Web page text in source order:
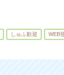
しゅふ歓迎 WEB